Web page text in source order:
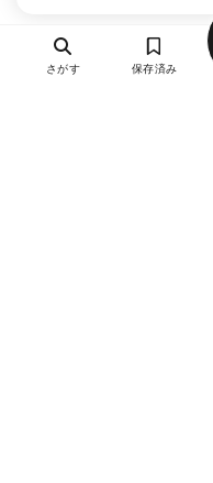
さがす 保存済み